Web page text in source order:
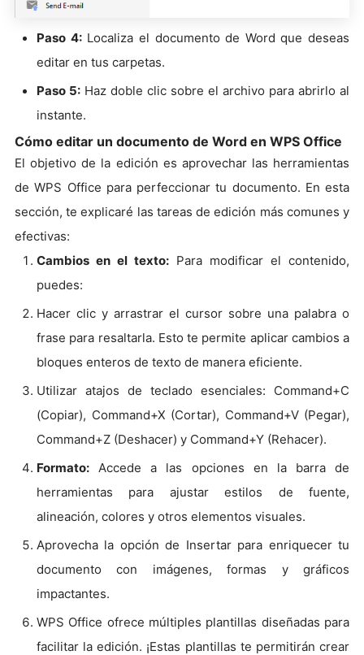
Paso 4:Localiza el documento de Word que deseas
editar en tus carpetas.
Paso 5: Haz doble clic sobre el archivo para abrirlo al
instante.
Cómo editar un documento de Word en WPS Office
El objetivo de la edición es aprovechar las herramientas
de WPS Office para perfeccionar tu documento. En esta
sección, te explicaré las tareas de edición más comunes y
efectivas:
Cambios en el texto: Para modificar el contenido,
puedes:
Hacer clic y arrastrar el cursor sobre una palabra o
frase para resaltarla. Esto te permite aplicar cambios a
bloques enteros de texto de manera eficiente.
Utilizar atajos de teclado esenciales: Command+C
(Copiar), Command+X (Cortar), Command+V (Pegar),
Command+Z (Deshacer) y Command+Y (Rehacer).
Formato: Accede a las opciones en la barra de
herramientas para ajustar estilos de fuente,
alineación, colores y otros elementos visuales.
Aprovecha la opción de Insertar para enriquecer tu
documento con imágenes, formas y gráficos
impactantes.
WPS Office ofrece múltiples plantillas diseñadas para
facilitar la edición. ¡Estas plantillas te permitirán crear